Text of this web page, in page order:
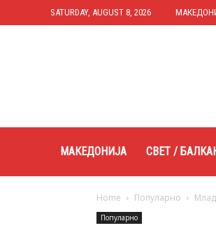
SATURDAY, AUGUST 8, 2026
МАКЕДОНИЈА СВЕТ /
Home Популарно
Популарно